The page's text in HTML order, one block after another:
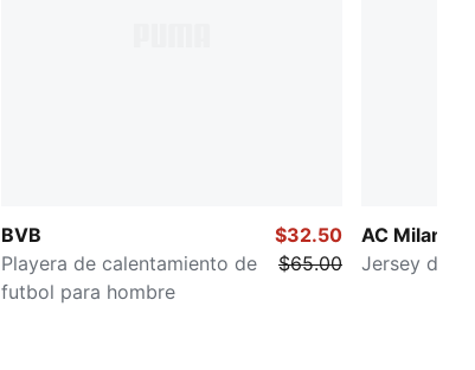
BVB
Playera de calentamiento de
futbol para hombre
$32.50
$65.00
AC Milan
Jersey de